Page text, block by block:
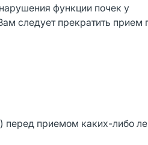
функции почек у
следует прекратить прием
перед приемом каких-либо